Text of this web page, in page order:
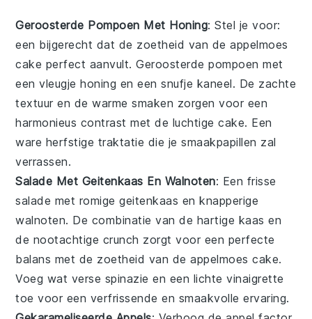
Geroosterde Pompoen Met Honing: Stel je voor:
een bijgerecht dat de zoetheid van deappelmoes
cake perfect aanvult. Geroosterdepompoen met
een vleugjehoning en een snufje kaneel. De zachte
textuur en de warme smaken zorgen voor een
harmonieus contrast met de luchtige cake. Een
ware herfstige traktatie die je smaakpapillen zal
verrassen.
Salade Met Geitenkaas En Walnoten: Een frisse
salade met romigegeitenkaas en knapperige
walnoten. De combinatie van de hartige kaas en
de nootachtige crunch zorgt voor een perfecte
balans met de zoetheid van deappelmoes cake.
Voeg wat verse spinazie en een lichtevinaigrette
toe voor een verfrissende en smaakvolle ervaring.